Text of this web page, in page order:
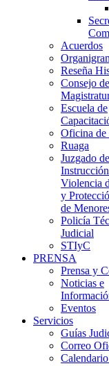
Acuerdos
Reseña
Consejo
Escuela de
Oficina de
Ruaga
Juzgado de
Violencia
y
de
Policía
Judicial
STIyC
PRENSA
Prensa y
Noticias e
Eventos
Servicios
Guías
Correo